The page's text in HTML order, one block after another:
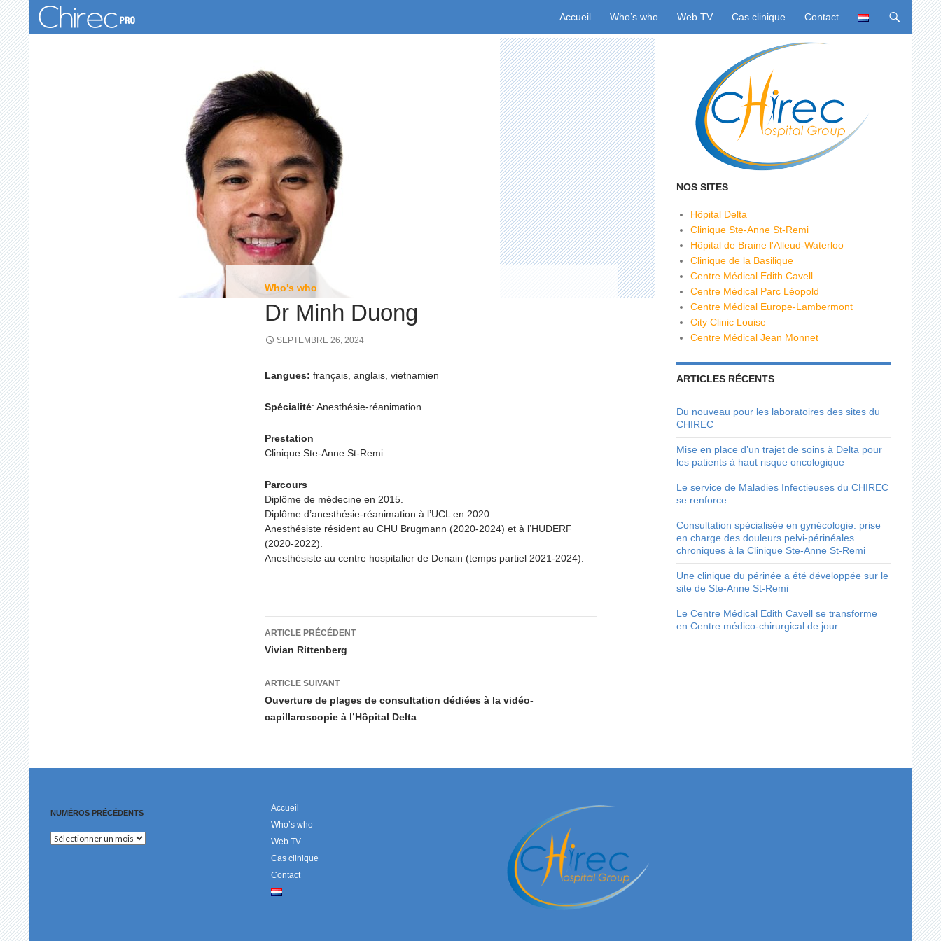
Recherche
Accueil
Who’s who Web TV Cas clinique Contact
Who's who
Dr Minh Duong
SEPTEMBRE 26, 2024
Langues: français, anglais, vietnamien
Spécialité: Anesthésie-réanimation
Prestation
Clinique Ste-Anne St-Remi
Parcours
Diplôme de médecine en 2015.
Diplôme d’anesthésie-réanimation à l’UCL en 2020.
Anesthésiste résident au CHU Brugmann (2020-2024) et à l’HUDERF
(2020-2022).
Anesthésiste au centre hospitalier de Denain (temps partiel 2021-2024).
Navigation
des
articles
ARTICLE PRÉCÉDENT
Vivian Rittenberg
ARTICLE SUIVANT
Ouverture de plages de consultation dédiées à la vidéo-
capillaroscopie à l’Hôpital Delta
NOS SITES
Hôpital Delta
Clinique Ste-Anne St-Remi
Hôpital de Braine l'Alleud-Waterloo
Clinique de la Basilique
Centre Médical Edith Cavell
Centre Médical Parc Léopold
Centre Médical Europe-Lambermont
City Clinic Louise
Centre Médical Jean Monnet
ARTICLES RÉCENTS
Du nouveau pour les laboratoires des sites du
CHIREC
Mise en place d’un trajet de soins à Delta pour
les patients à haut risque oncologique
Le service de Maladies Infectieuses du CHIREC
se renforce
Consultation spécialisée en gynécologie: prise
en charge des douleurs pelvi-périnéales
chroniques à la Clinique Ste-Anne St-Remi
Une clinique du périnée a été développée sur le
site de Ste-Anne St-Remi
Le Centre Médical Edith Cavell se transforme
en Centre médico-chirurgical de jour
NUMÉROS PRÉCÉDENTS
Numéros
Accueil
Who’s who
Web TV
Cas clinique
Contact